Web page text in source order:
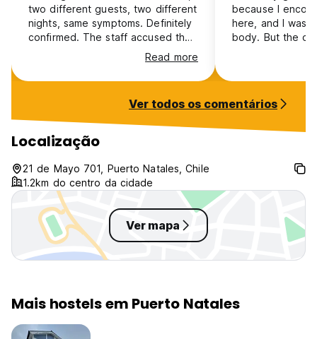
two different guests, two different
nights, same symptoms. Definitely
confirmed. The staff accused the
other person of lying when they
told them about the bugs. Only
spent one night there, but already
mention the electric outlet in the
middle of the shower. No amount
of niceness from the staff is
compensating for this. 30/01/2026.
Read more
because I
here, and I was
body. But the
bedbugs to
landlord
Ver todos os comentários
Localização
21 de Mayo 701, Puerto Natales, Chile
1.2km do centro da cidade
Ver mapa
Mais hostels em Puerto Natales